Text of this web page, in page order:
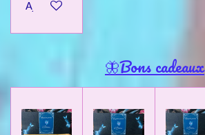
Ajouter au panier
🦋Bons cadeaux